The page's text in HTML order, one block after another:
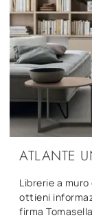
ATLANTE
Librerie a
ottieni
firma